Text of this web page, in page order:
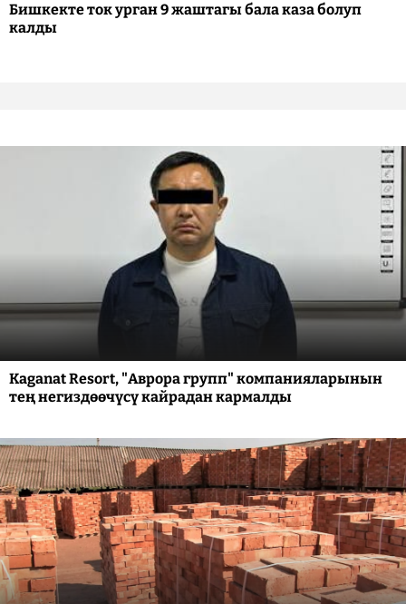
Бишкекте ток урган 9 жаштагы бала каза болуп
калды
Kaganat Resort, "Аврора групп" компанияларынын
тең негиздөөчүсү кайрадан кармалды